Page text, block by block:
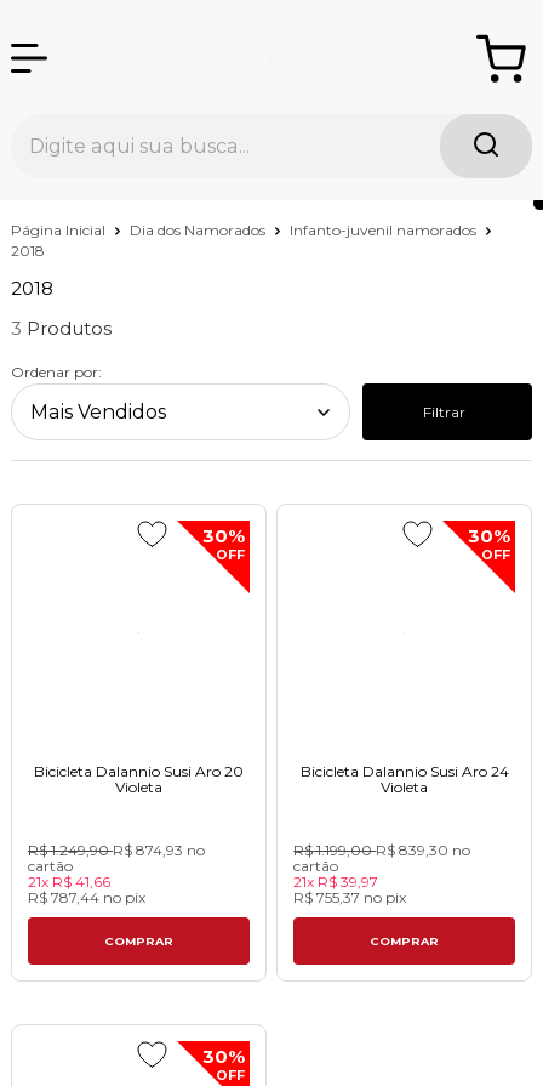
Página Inicial Dia dos Namorados
Infanto-juvenil namorados
2018
2018
3
Ordenar por:
Filtrar
30%
OFF
Bicicleta Dalannio Susi Aro 20
Violetaㅤㅤㅤㅤㅤㅤㅤㅤㅤㅤㅤㅤㅤㅤㅤㅤㅤ
R$ 1.249,90R$ 874,93 no
cartão
21x R$ 41,66
R$ 787,44 no pix
COMPRAR
30%
OFF
Bicicleta Dalannio Susi Aro 24
Violeta
R$ 1.199,00R$ 839,30 no
cartão
21x R$ 39,97
R$ 755,37 no pix
COMPRAR
30%
OFF